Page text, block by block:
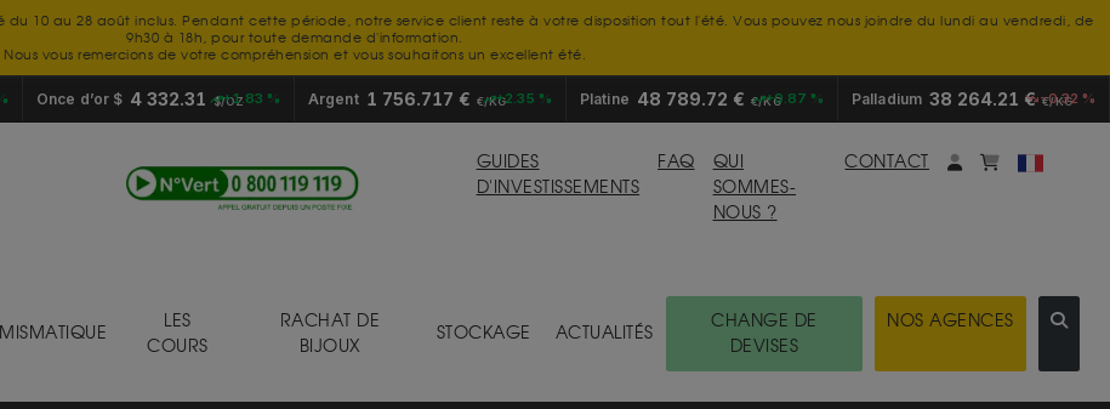
du 10 au 28 août inclus. Pendant cette période, notre service client reste à votre disposition tout l'été. Vous pouvez nous joindre du lundi au vendredi, de
9h30 à 18h, pour toute demande d'information.
Nous vous remercions de votre compréhension et vous souhaitons un excellent été.
Once d’or $ 4 332.31 $/OZ
+1.83 % Argent 1 756.717 € €/KG+2.35 % Platine 48 789.72 € €/KG+0.87 % Palladium 38 264.21 € €/KG
-0.32 %
GUIDES
D'INVESTISSEMENTS
FAQ
QUI
SOMMES-
NOUS ?
CONTACT Mon compte
monpanier
LES
COURS
RACHAT DE
BIJOUX
STOCKAGE ACTUALITÉS
CHANGE DE
DEVISES
NOS AGENCES